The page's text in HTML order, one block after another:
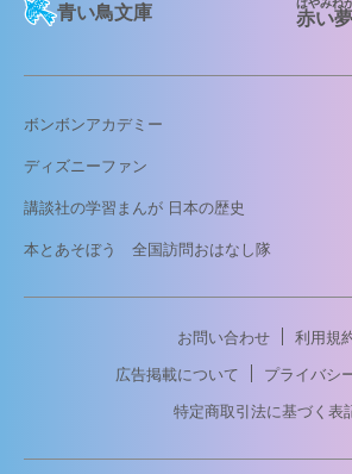
青い鳥文庫
赤い
ボンボンアカデミー
ディズニーファン
講談社の学習まんが 日本の歴史
本とあそぼう 全国訪問おはなし隊
お問い合わせ
利用規
広告掲載について
プライバシ
特定商取引法に基づく表